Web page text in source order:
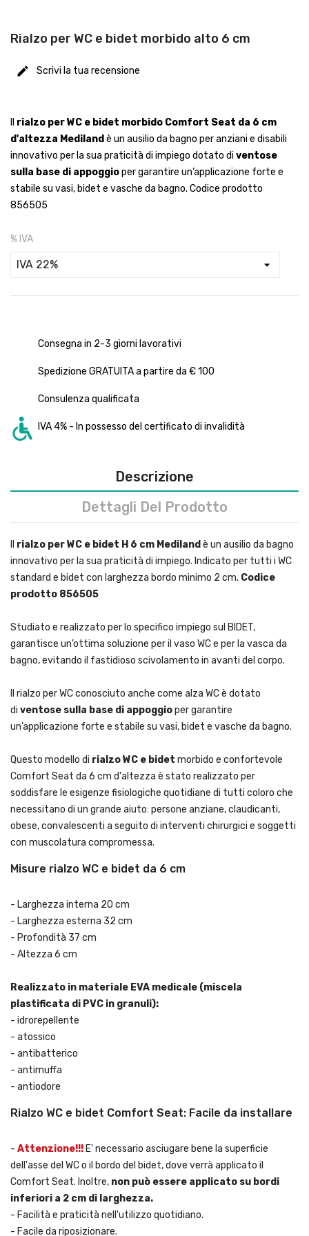
Rialzo per WC e bidet morbido alto 6 cm
Scrivi la tua recensione
rialzo per WC e bidet morbido Comfort Seat da 6 cm
d'altezza Mediland è un ausilio da bagno per anziani e disabili
innovativo per la sua praticità di impiego dotato di ventose
sulla base di appoggioper garantire un’applicazione forte e
stabile su vasi, bidet e vasche da bagno. Codice prodotto
856505
% IVA
Consegna in 2-3 giorni lavorativi
Spedizione GRATUITA a partire da € 100
Consulenza qualificata
IVA 4% - In possesso del certificato di invalidità
Descrizione
Dettagli Del Prodotto
rialzo per WC e bidet H 6 cm Mediland è un ausilio da bagno
innovativo per la sua praticità di impiego. Indicato per tutti i WC
standard e bidet con larghezza bordo minimo 2 cm. Codice
prodotto 856505
Studiato e realizzato per lo specifico impiego sul BIDET,
garantisce un’ottima soluzione per il vaso WC e per la vasca da
bagno, evitando il fastidioso scivolamento in avanti del corpo.
Il rialzo per WC conosciuto anche come alza WC è dotato
di ventose sulla base di appoggioper garantire
un’applicazione forte e stabile su vasi, bidet e vasche da bagno.
Questo modello di rialzo WC e bidet morbido e confortevole
Comfort Seat da 6 cm d'altezza è stato realizzato per
soddisfare le esigenze fisiologiche quotidiane di tutti coloro che
necessitano di un grande aiuto: persone anziane, claudicanti,
obese, convalescenti a seguito di interventi chirurgici e soggetti
con muscolatura compromessa.
Misure rialzo WC e bidet da 6 cm
- Larghezza interna 20 cm
- Larghezza esterna 32 cm
- Profondità 37 cm
- Altezza 6 cm
Realizzato in materiale EVA medicale (miscela
plastificata di PVC in granuli):
- idrorepellente
- atossico
- antibatterico
- antimuffa
- antiodore
Rialzo WC e bidet Comfort Seat: Facile da installare
- Attenzione!!! E' necessario asciugare bene la superficie
dell'asse del WC o il bordo del bidet, dove verrà applicato il
Comfort Seat. Inoltre, non può essere applicato su bordi
inferiori a 2 cm di larghezza.
- Facilità e praticità nell'utilizzo quotidiano.
- Facile da riposizionare.